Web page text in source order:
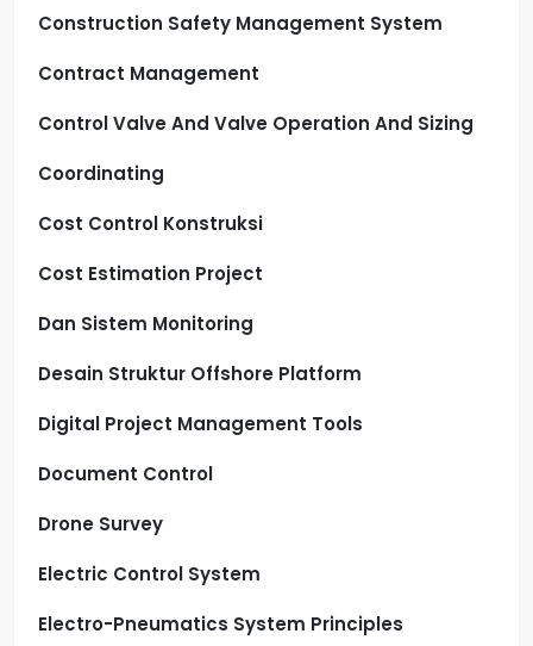
Construction Safety Management System
Contract Management
Control Valve And Valve Operation And Sizing
Coordinating
Cost Control Konstruksi
Cost Estimation Project
Dan Sistem Monitoring
Desain Struktur Offshore Platform
Digital Project Management Tools
Document Control
Drone Survey
Electric Control System
Electro-Pneumatics System Principles